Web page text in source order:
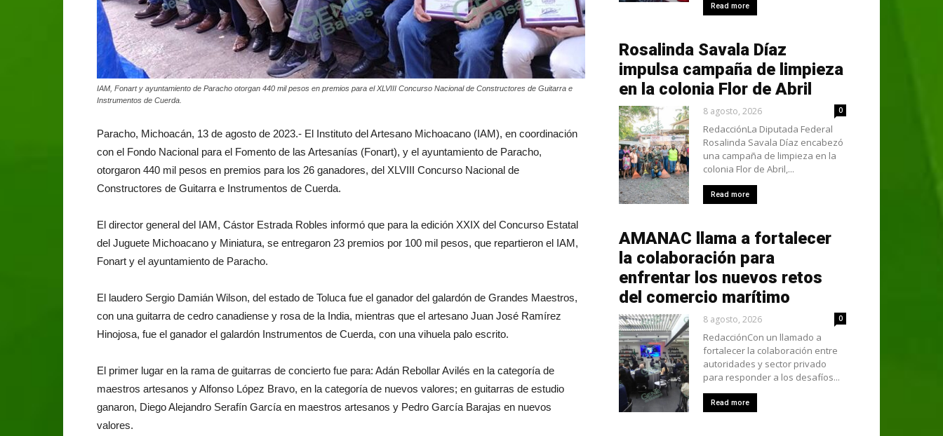
IAM, Fonart y ayuntamiento de Paracho otorgan 440 mil pesos en premios para el XLVIII Concurso Nacional de Constructores de Guitarra e
Instrumentos de Cuerda.
Paracho, Michoacán, 13 de agosto de 2023.- El Instituto del Artesano Michoacano (IAM), en coordinación
con el Fondo Nacional para el Fomento de las Artesanías (Fonart), y el ayuntamiento de Paracho,
otorgaron 440 mil pesos en premios para los 26 ganadores, del XLVIII Concurso Nacional de
Constructores de Guitarra e Instrumentos de Cuerda.
El director general del IAM, Cástor Estrada Robles informó que para la edición XXIX del Concurso Estatal
del Juguete Michoacano y Miniatura, se entregaron 23 premios por 100 mil pesos, que repartieron el IAM,
Fonart y el ayuntamiento de Paracho.
El laudero Sergio Damián Wilson, del estado de Toluca fue el ganador del galardón de Grandes Maestros,
con una guitarra de cedro canadiense y rosa de la India, mientras que el artesano Juan José Ramírez
Hinojosa, fue el ganador el galardón Instrumentos de Cuerda, con una vihuela palo escrito.
El primer lugar en la rama de guitarras de concierto fue para: Adán Rebollar Avilés en la categoría de
maestros artesanos y Alfonso López Bravo, en la categoría de nuevos valores; en guitarras de estudio
ganaron, Diego Alejandro Serafín García en maestros artesanos y Pedro García Barajas en nuevos
valores.
Read more
Rosalinda Savala Díaz
impulsa campaña de limpieza
en la colonia Flor de Abril
8 agosto, 2026 0
RedacciónLa Diputada Federal
Rosalinda Savala Díaz encabezó
una campaña de limpieza en la
colonia Flor de Abril,...
Read more
AMANAC llama a fortalecer
la colaboración para
enfrentar los nuevos retos
del comercio marítimo
8 agosto, 2026 0
RedacciónCon un llamado a
fortalecer la colaboración entre
autoridades y sector privado
para responder a los desafíos...
Read more